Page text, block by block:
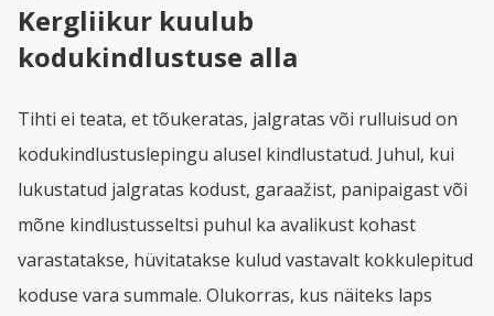
Kergliikur kuulub
kodukindlustuse alla
Tihti ei teata, et tõukeratas, jalgratas või rulluisud on
kodukindlustuslepingu alusel kindlustatud. Juhul, kui
lukustatud jalgratas kodust, garaažist, panipaigast või
mõne kindlustusseltsi puhul ka avalikust kohast
varastatakse, hüvitatakse kulud vastavalt kokkulepitud
koduse vara summale. Olukorras, kus näiteks laps